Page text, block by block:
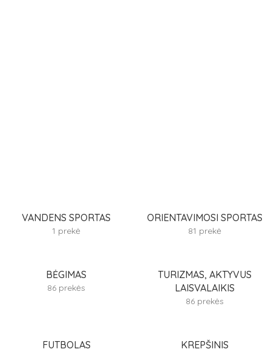
VANDENS SPORTAS
1 prekė
ORIENTAVIMOSI SPORTAS
81 prekė
BĖGIMAS
86 prekės
TURIZMAS, AKTYVUS
LAISVALAIKIS
86 prekės
FUTBOLAS KREPŠINIS